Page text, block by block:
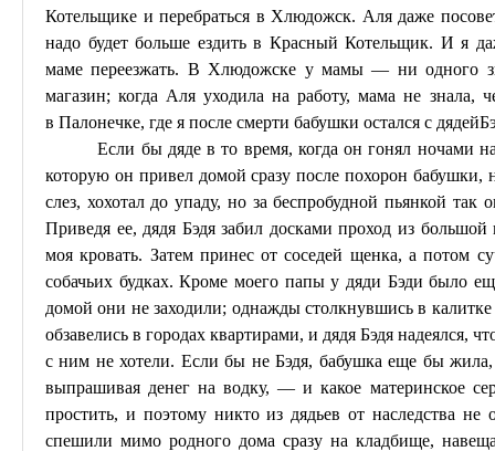
Котельщике и перебраться в Хлюдожск. Аля даже
надо будет больше ездить в Красный Котельщик. И я
маме переезжать. В Хлюдожске у мамы — ни одного
магазин; когда Аля уходила на работу, мама не знала,
в Палонечке, где я после смерти бабушки остался с дядей
Если бы дяде в то время, когда он гонял ночами
которую он привел домой сразу после похорон
слез, хохотал до упаду, но за беспробудной пьянкой
Приведя ее, дядя Бэдязабил досками проход из большой
моя кровать. Затем принес от соседей щенка, а потом
собачьих будках. Кроме моего папы у дяди Бэди было
домой они не заходили; однажды столкнувшись в
обзавелись в городах квартирами, и дядя Бэдя надеялся,
с ним не хотели. Если бы неБэдя, бабушка еще бы жила,
выпрашивая денег на водку, — и какое материнское
простить, и поэтому никто из дядьев от наследства
спешили мимо родного дома сразу на кладбище,